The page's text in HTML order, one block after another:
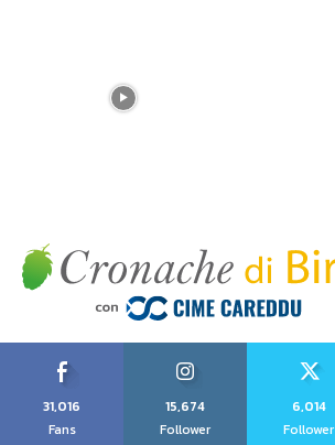
31,016
Fans
15,674
Follower
6,014
Follower